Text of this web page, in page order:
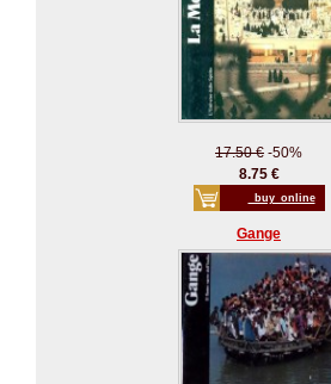
17.50 € -50%
8.75 €
_buy_online
Gange